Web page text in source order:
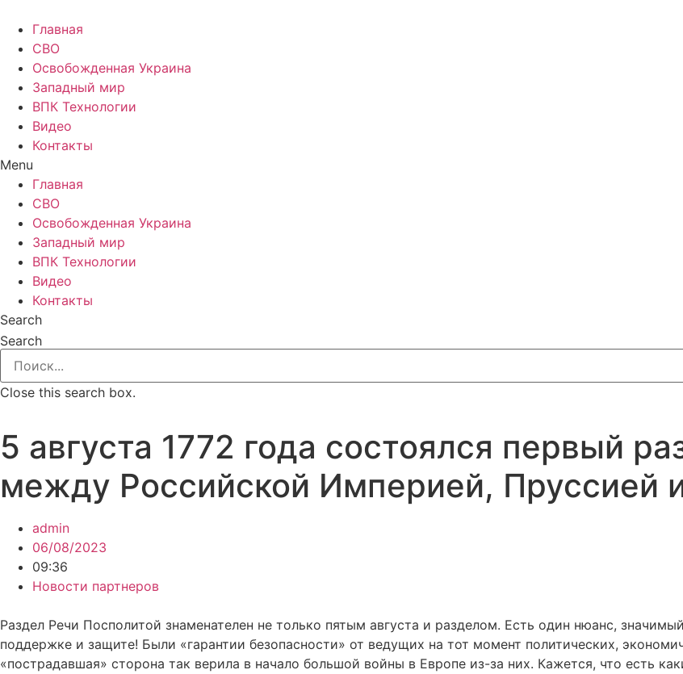
Главная
СВО
Освобожденная Украина
Западный мир
ВПК Технологии
Видео
Контакты
Menu
Главная
СВО
Освобожденная Украина
Западный мир
ВПК Технологии
Видео
Контакты
Search
Search
Close this search box.
5 августа 1772 года состоялся первый
между Российской Империей, Пруссией
admin
06/08/2023
09:36
Новости партнеров
Раздел Речи Посполитой знаменателен не только пятым августа и разделом. Есть один нюанс,
поддержке и защите! Были «гарантии безопасности» от ведущих на тот момент политических,
«пострадавшая» сторона так верила в начало большой войны в Европе из-за них. Кажется, что есть